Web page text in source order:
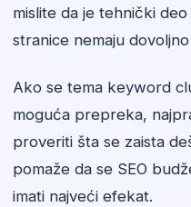
mislite da je tehnički
stranice nemaju
Ako se tema keyword
moguća prepreka,
proveriti šta se zaista
pomaže da se SEO
imati najveći efekat.